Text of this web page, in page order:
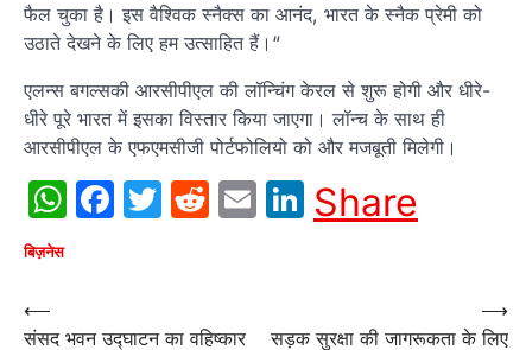
फैल चुका है। इस वैश्विक स्नैक्स का आनंद, भारत के स्नैक प्रेमी को
उठाते देखने के लिए हम उत्साहित हैं।“
एलन्स बगल्सकी आरसीपीएल की लॉन्चिंग केरल से शुरू होगी और धीरे-
धीरे पूरे भारत में इसका विस्तार किया जाएगा। लॉन्च के साथ ही
आरसीपीएल के एफएमसीजी पोर्टफोलियो को और मजबूती मिलेगी।
WhatsApp
Facebook
Twitter
Reddit
EmailLinkedIn
Share
बिज़नेस
Post
⟵
संसद भवन उद्घाटन का वहिष्कार
सड़क सुरक्षा की जागरूकता के लिए
⟶